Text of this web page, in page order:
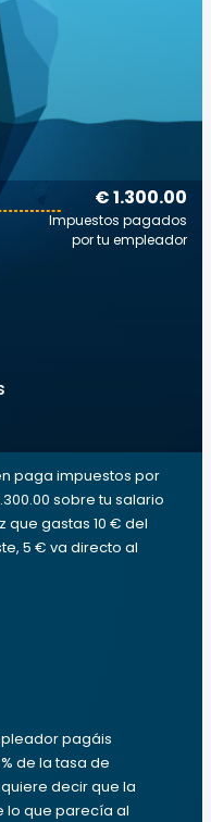
€ 1.300.00
Impuestos pagados
por tu empleador
paga impuestos por
sobre tu salario
que gastas 10 € del
5 € va directo al
pagáis
de la tasa de
decir que la
lo que parecía al